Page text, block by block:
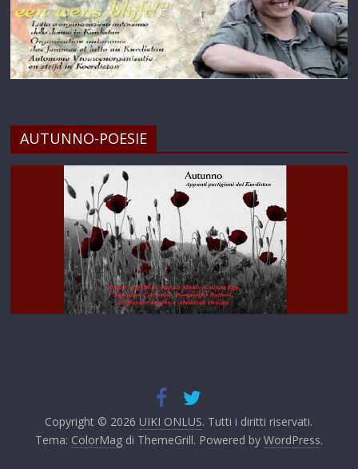
AUTUNNO-POESIE
Copyright © 2026 UIKI ONLUS. Tutti i diritti riservati.
Tema: ColorMagdi ThemeGrill. Powered by WordPress.